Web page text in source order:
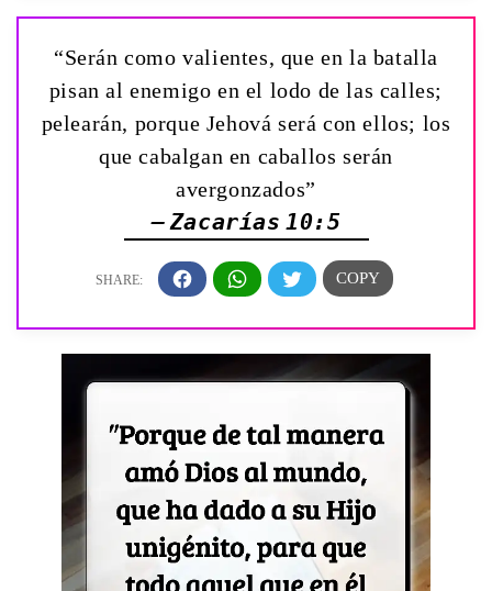
“Serán como valientes, que en la batalla
pisan al enemigo en el lodo de las calles;
pelearán, porque Jehová será con ellos; los
que cabalgan en caballos serán
avergonzados”
— Zacarías 10:5